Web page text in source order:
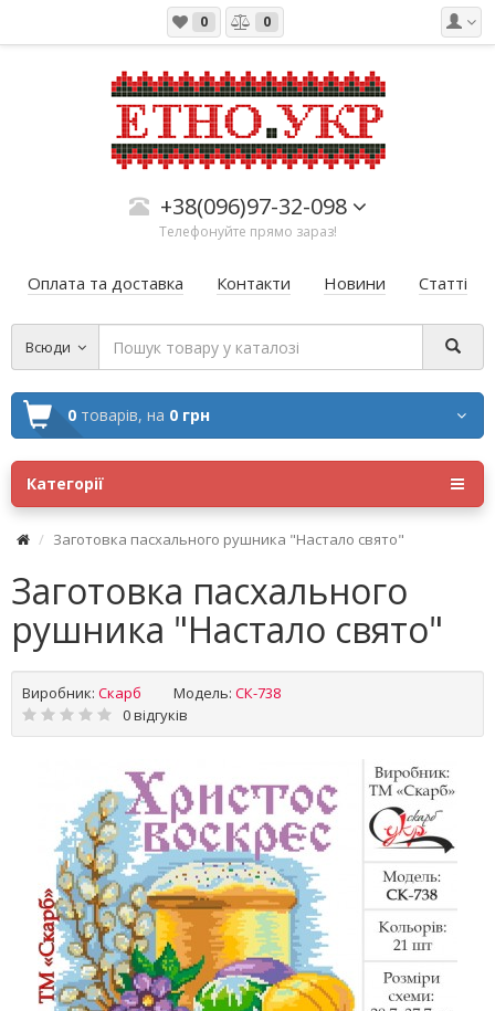
0 0
+38(096)97-32-098
Телефонуйте прямо зараз!
Оплата та доставка Контакти Новини Статті
Всюди
0 товарів, на 0 грн
Категорії
Заготовка пасхального рушника "Настало свято"
Заготовка пасхального
рушника "Настало свято"
Виробник: Скарб Модель: СК-738
0 відгуків